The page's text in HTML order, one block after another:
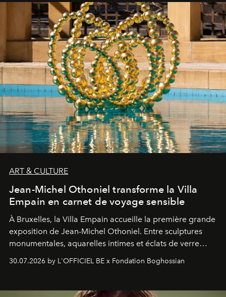
ART & CULTURE
Jean-Michel Othoniel transforme la Villa
Empain en carnet de voyage sensible
À Bruxelles, la Villa Empain accueille la première grande
exposition de Jean-Michel Othoniel. Entre sculptures
monumentales, aquarelles intimes et éclats de verre
émotionnel où chaque œuvre devient le souvenir
émerveillement.
30.07.2026 by L'OFFICIEL BE x Fondation Boghossian